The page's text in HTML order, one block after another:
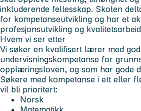
inkluderende fellesskap. Skolen
for kompetanseutvikling og har et
profesjonsutvikling og
Hvem vi ser etter
Vi søker en kvalifisert lærer med
undervisningskompetanse for
opplæringsloven, og som har gode
Søkere med kompetanse i ett eller
vil bli prioritert:
Norsk